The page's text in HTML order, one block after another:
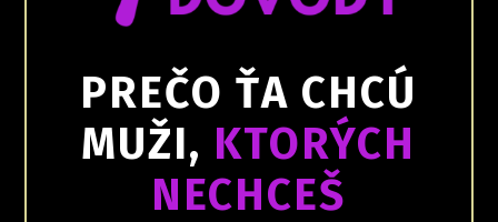
PREČO ŤA CHCÚ
MUŽI, KTORÝCH
NECHCEŠ